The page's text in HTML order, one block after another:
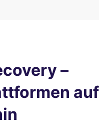
–
auf